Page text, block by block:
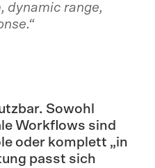
Diffusion,
in den
Ergebnis ist ein
dynamic range,
Sowohl
Workflows sind
oder komplett „in
passt sich